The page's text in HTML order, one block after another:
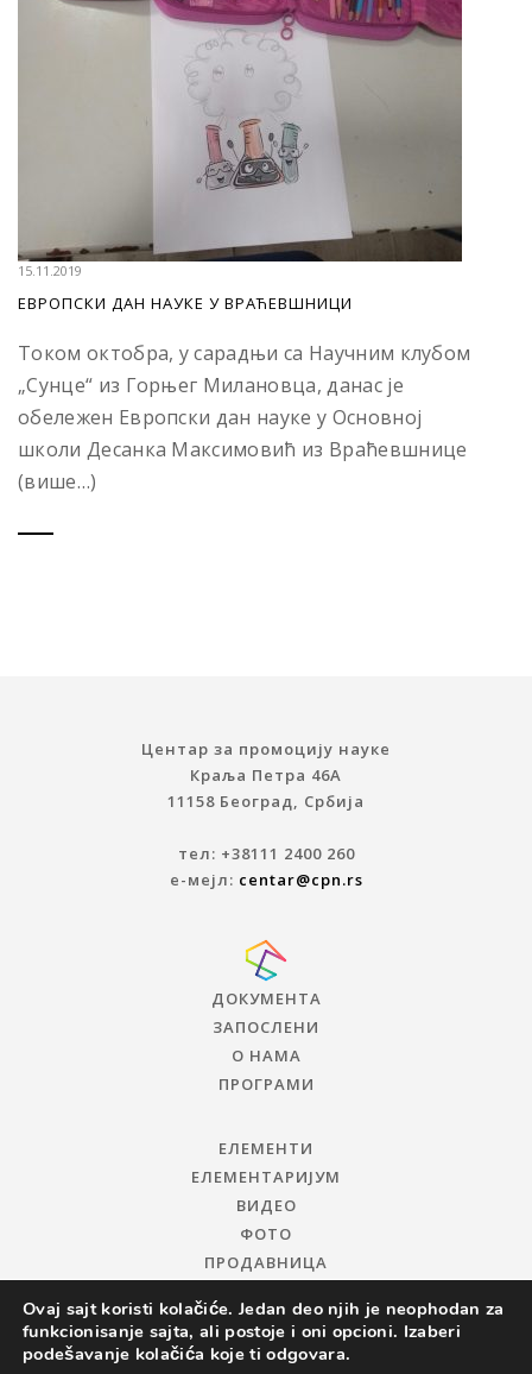
15.11.2019
ЕВРОПСКИ ДАН НАУКЕ У ВРАЋЕВШНИЦИ
Током октобра, у сарадњи са Научним клубом
„Сунцe“ из Горњег Милановца, данас је
обележен Европски дан науке у Основној
школи Десанка Максимовић из Враћевшнице
(више…)
Центар за промоцију науке
Краља Петра 46A
11158 Београд, Србија
тел: +38111 2400 260
е-мејл: centar@cpn.rs
ДОКУМЕНТА
ЗАПОСЛЕНИ
О НАМА
ПРОГРАМИ
ЕЛЕМЕНТИ
ЕЛЕМЕНТАРИЈУМ
ВИДЕО
ФОТО
ПРОДАВНИЦА
Ovaj sajt koristi kolačiće. Jedan deo njih je neophodan za
funkcionisanje sajta, ali postoje i oni opcioni. Izaberi
podešavanje kolačića koje ti odgovara.